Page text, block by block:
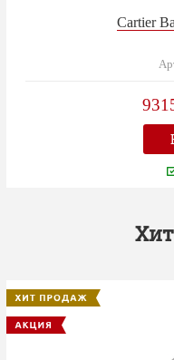
Cartier